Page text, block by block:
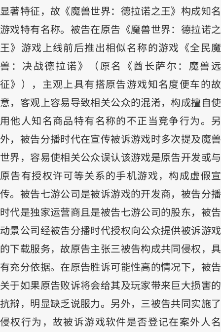
显著特征，故《魔兽世界：德拉诺之王》构成知名
游戏特有名称。被告在原告《魔兽世界：德拉诺之
王》游戏上线前后推出相似名称的游戏《全民魔
兽：决战德拉诺》（原名《酋长萨尔：魔兽远
征》），主观上具有搭原告游戏知名度便车的故
意，客观上容易导致相关公众的混淆，构成擅自使
用他人知名商品特有名称的不正当竞争行为。另
外，被告分播时代在宣传被诉游戏时多次提及魔兽
世界，容易使相关公众误认该游戏是原告开发或与
原告有授权许可等关系的手机游戏，构成虚假宣
传。被告七游公司是被诉游戏的开发商，被告分播
时代是独家运营商且是被告七游公司的股东，被告
动景公司经被告分播时代授权向公众提供被诉游戏
的下载服务，故原告主张三被告构成共同侵权，具
有充分依据。在原告胜诉可能性高的情况下，被告
关于如果原告败诉将会给其及玩家带来巨大损害的
抗辩，明显缺乏说服力。另外，三被告共同实施了
侵权行为，故被诉游戏软件是否登记在案外人名